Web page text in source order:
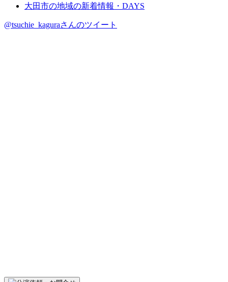
大田市の地域の新着情報・DAYS
@tsuchie_kaguraさんのツイート